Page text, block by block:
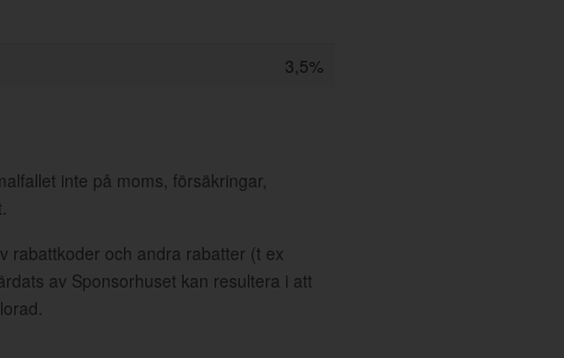
3,5%
inte på moms, försäkringar,
rabattkoder och andra rabatter (t ex
av Sponsorhuset kan resultera i att